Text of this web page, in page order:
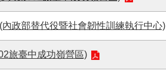
政部替代役暨社會韌性訓練執行中心)
旅臺中成功嶺營區)